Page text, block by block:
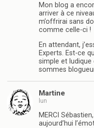
Mon blog a
arriver à ce
m’offrirai sans
comme celle-ci !
En attendant,
Experts. Est-ce
simple et ludique
sommes
Martine
lun
MERCI
aujourd’hui